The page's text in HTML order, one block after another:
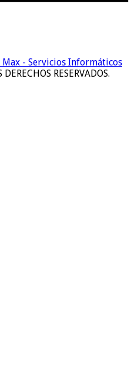
Max - Servicios Informáticos
RESERVADOS.